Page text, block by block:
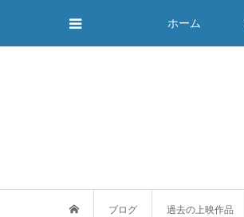
ホーム
ブログ 過去の上映作品